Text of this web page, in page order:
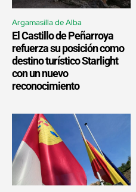
Argamasilla de Alba
El Castillo de Peñarroya
refuerza su posición como
destino turístico Starlight
con un nuevo
reconocimiento